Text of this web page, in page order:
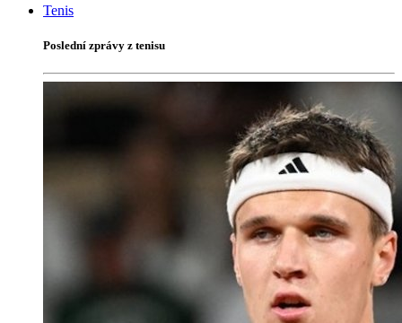
Tenis
Poslední zprávy z tenisu